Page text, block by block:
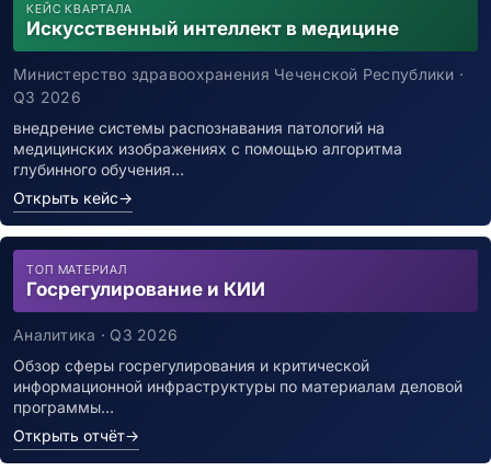
КЕЙС КВАРТАЛА
Искусственный интеллект в медицине
Министерство здравоохранения Чеченской Республики ·
Q3 2026
внедрение системы распознавания патологий на
медицинских изображениях с помощью алгоритма
глубинного обучения…
Открыть кейс→
ТОП МАТЕРИАЛ
Госрегулирование и КИИ
Аналитика · Q3 2026
Обзор сферы госрегулирования и критической
информационной инфраструктуры по материалам деловой
программы…
Открыть отчёт→